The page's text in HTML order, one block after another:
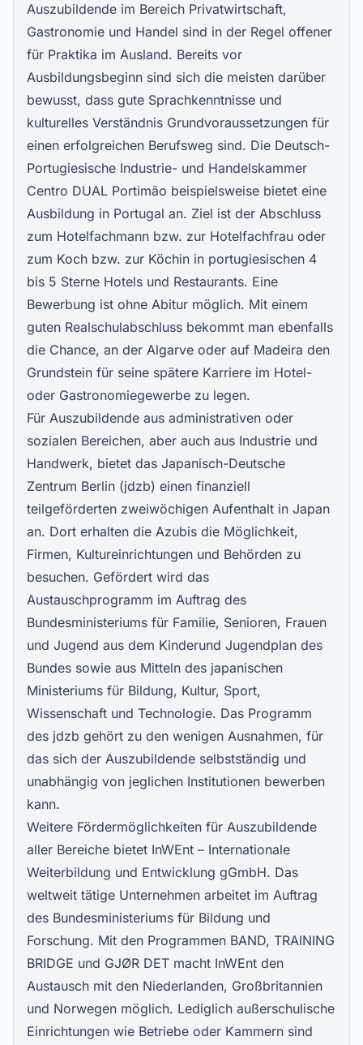
Auszubildende im Bereich Privatwirtschaft,
Gastronomie und Handel sind in der Regel offener
für Praktika im Ausland. Bereits vor
Ausbildungsbeginn sind sich die meisten darüber
bewusst, dass gute Sprachkenntnisse und
kulturelles Verständnis Grundvoraussetzungen für
einen erfolgreichen Berufsweg sind. Die Deutsch-
Portugiesische Industrie- und Handelskammer
Centro DUAL Portimão beispielsweise bietet eine
Ausbildung in Portugal an. Ziel ist der Abschluss
zum Hotelfachmann bzw. zur Hotelfachfrau oder
zum Koch bzw. zur Köchin in portugiesischen 4
bis 5 Sterne Hotels und Restaurants. Eine
Bewerbung ist ohne Abitur möglich. Mit einem
guten Realschulabschluss bekommt man ebenfalls
die Chance, an der Algarve oder auf Madeira den
Grundstein für seine spätere Karriere im Hotel-
oder Gastronomiegewerbe zu legen.
Für Auszubildende aus administrativen oder
sozialen Bereichen, aber auch aus Industrie und
Handwerk, bietet das Japanisch-Deutsche
Zentrum Berlin (jdzb) einen finanziell
teilgeförderten zweiwöchigen Aufenthalt in Japan
an. Dort erhalten die Azubis die Möglichkeit,
Firmen, Kultureinrichtungen und Behörden zu
besuchen. Gefördert wird das
Austauschprogramm im Auftrag des
Bundesministeriums für Familie, Senioren, Frauen
und Jugend aus dem Kinderund Jugendplan des
Bundes sowie aus Mitteln des japanischen
Ministeriums für Bildung, Kultur, Sport,
Wissenschaft und Technologie. Das Programm
des jdzb gehört zu den wenigen Ausnahmen, für
das sich der Auszubildende selbstständig und
unabhängig von jeglichen Institutionen bewerben
kann.
Weitere Fördermöglichkeiten für Auszubildende
aller Bereiche bietet InWEnt – Internationale
Weiterbildung und Entwicklung gGmbH. Das
weltweit tätige Unternehmen arbeitet im Auftrag
des Bundesministeriums für Bildung und
Forschung. Mit den Programmen BAND, TRAINING
BRIDGE und GJØR DET macht InWEnt den
Austausch mit den Niederlanden, Großbritannien
und Norwegen möglich. Lediglich außerschulische
Einrichtungen wie Betriebe oder Kammern sind